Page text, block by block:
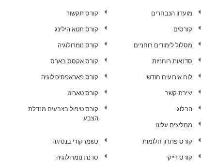
מועדון הנבחרים
קורסים
מסלול לימודים רוחניים
סדנאות רוחניות
לוח אירועים חודשי
יצירת קשר
הבלוג
ממליצים עלינו
קורס תקשור
קורס תטא הילינג
קורס נומרולוגיה
קורס אקסס בארס
קורס פאראפסיכולוגיה
קורס טארוט
קורס טיפול בצבעים מנדלת
הצבע
קורס פתרון חלומות
קורס רייקי
כשמרקורי בנסיגה
סדנת נומרולוגיה